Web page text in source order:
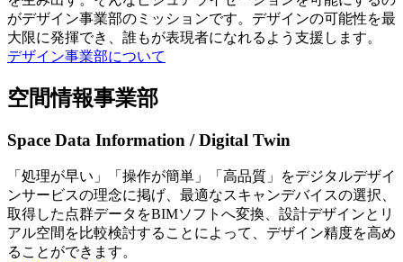
がデザイン事業部のミッションです。デザインの可能性を最
大限に発揮でき、誰もが表現者になれるよう支援します。
デザイン事業部について
空間情報事業部
Space Data Information / Digital Twin
「処理が早い」「操作が簡単」「高品質」をデジタルデザイ
ンサービスの理念に掲げ、最適なスキャンデバイスの選択、
取得した点群データをBIMソフトへ変換、設計デザインとリ
アル空間を比較検討することによって、デザイン精度を高め
ることができます。